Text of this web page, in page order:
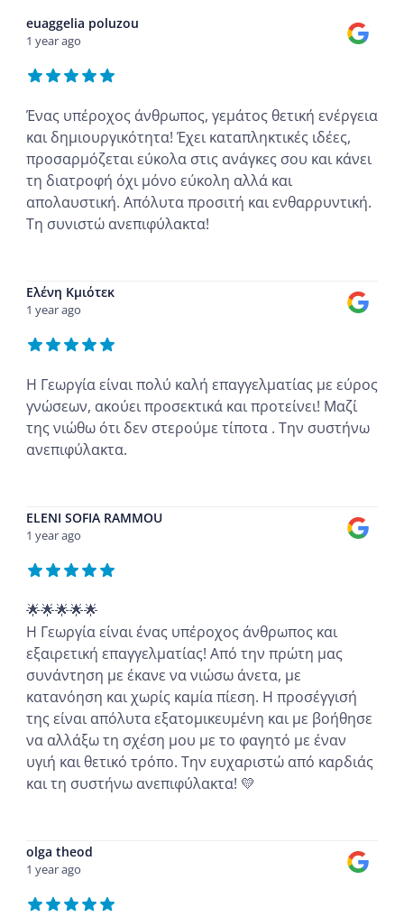
euaggelia poluzou
1 year ago
Ένας υπέροχος άνθρωπος, γεμάτος θετική ενέργεια
και δημιουργικότητα! Έχει καταπληκτικές ιδέες,
προσαρμόζεται εύκολα στις ανάγκες σου και κάνει
τη διατροφή όχι μόνο εύκολη αλλά και
απολαυστική. Απόλυτα προσιτή και ενθαρρυντική.
Τη συνιστώ ανεπιφύλακτα!
Ελένη Κμιότεκ
1 year ago
Η Γεωργία είναι πολύ καλή επαγγελματίας με εύρος
γνώσεων, ακούει προσεκτικά και προτείνει! Μαζί
της νιώθω ότι δεν στερούμε τίποτα . Την συστήνω
ανεπιφύλακτα.
ELENI SOFIA RAMMOU
1 year ago
🌟🌟🌟🌟🌟
Η Γεωργία είναι ένας υπέροχος άνθρωπος και
εξαιρετική επαγγελματίας! Από την πρώτη μας
συνάντηση με έκανε να νιώσω άνετα, με
κατανόηση και χωρίς καμία πίεση. Η προσέγγισή
της είναι απόλυτα εξατομικευμένη και με βοήθησε
να αλλάξω τη σχέση μου με το φαγητό με έναν
υγιή και θετικό τρόπο. Την ευχαριστώ από καρδιάς
και τη συστήνω ανεπιφύλακτα! 💛
olga theod
1 year ago